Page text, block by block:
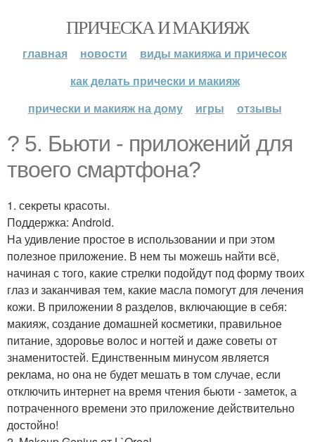
ПРИЧЕСКА И МАКИЯЖ
главная новости
виды макияжа и причесок
как делать прически и макияж
прически и макияж на дому
игры отзывы
? 5. Бьюти - приложений для
твоего смартфона?
1. секреты красоты.
Поддержка: Android.
На удивление простое в использовании и при этом
полезное приложение. В нем ты можешь найти всё,
начиная с того, какие стрелки подойдут под форму твоих
глаз и заканчивая тем, какие масла помогут для лечения
кожи. В приложении 8 разделов, включающие в себя:
макияж, создание домашней косметики, правильное
питание, здоровье волос и ногтей и даже советы от
знаменитостей. Единственным минусом является
реклама, но она не будет мешать в том случае, если
отключить интернет на время чтения бьюти - заметок, а
потраченного времени это приложение действительно
достойно!